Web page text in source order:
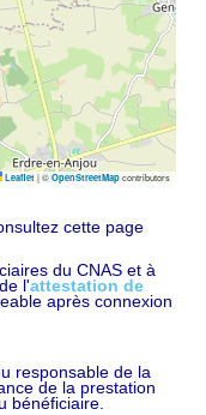
Leaflet |©OpenStreetMap contributors
cette page
du CNAS et à
l'attestation de
après connexion
responsable de la
de la prestation
bénéficiaire.